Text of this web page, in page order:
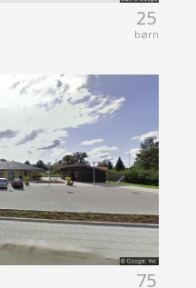
25
børn
75